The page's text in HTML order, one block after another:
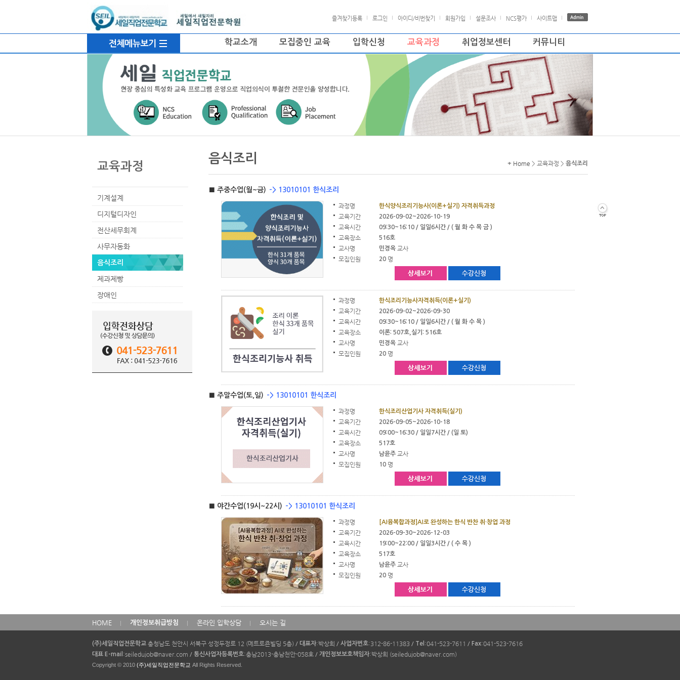
즐겨찾기등록 로그인 아이디/비번찾기 회원가입 설문조사 NCS평가 사이트맵
인
학교소개 모집중인 교육 입학신청 교육과정 취업정보센터 커뮤니티
교육과정
기계설계
디지털디자인
전산세무회계
사무자동화
음식조리
제과제빵
장애인
음식조리 + Home > 교육과정 > 음식조리
■ 주중수업(월~금) -> 13010101 한식조리
과정명 한식양식조리기능사(이론+실기) 자격취득과정
교육기간 2026-09-02~2026-10-19
교육시간 09:30~16:10 / 일일6시간 / ( 월 화 수 목 금 )
교육장소 516호
교사명 민경옥 교사
모집인원
20 명
과정명 한식조리기능사자격취득(이론+실기)
교육기간 2026-09-02~2026-09-30
교육시간 09:30~16:10 / 일일6시간 / ( 월 화 수 목 )
교육장소 이론: 507호,실기: 516호
교사명 민경옥 교사
모집인원
20 명
■ 주말수업(토,일) -> 13010101 한식조리
과정명 한식조리산업기사 자격취득(실기)
교육기간 2026-09-05~2026-10-18
교육시간 09:00~16:30 / 일일7시간 / (일 토)
교육장소 517호
교사명 남윤주 교사
모집인원
10 명
■ 야간수업(19시~22시) -> 13010101 한식조리
과정명 [AI융복합과정]AI로 완성하는 한식 반찬 취·창업 과정
교육기간 2026-09-30~2026-12-03
교육시간 19:00~22:00 / 일일3시간 / ( 수 목 )
교육장소 517호
교사명 남윤주 교사
모집인원
20 명
HOME 개인정보취급방침 온라인 입학상담 오시는 길
카
피
라
이
트
(주)세일직업전문학교 충청남도 천안시 서북구 성정두정로 12 (메트로죤빌딩 5층) / 대표자:박상희 / 사업자번호:312-86-11383 / Tel :041-523-7611 / Fax:041-523-7616
대표 E-mail :seiledujob@naver.com / 통신사업자등록번호:충남2013-충남천안-058호 / 개인정보보호책임자:박상희 (seiledujob@naver.com)
Copyright © 2010 (주)세일직업전문학교 All Rights Reserved.